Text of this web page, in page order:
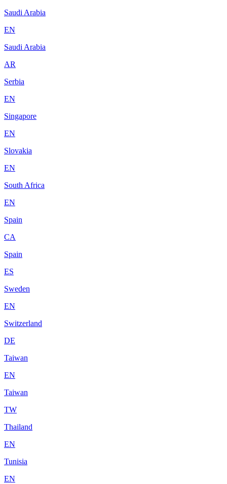
Saudi Arabia
EN
Saudi Arabia
AR
Serbia
EN
Singapore
EN
Slovakia
EN
South Africa
EN
Spain
CA
Spain
ES
Sweden
EN
Switzerland
DE
Taiwan
EN
Taiwan
TW
Thailand
EN
Tunisia
EN